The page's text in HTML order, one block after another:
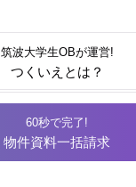
筑波大学生OBが運営!
つくいえとは？
60秒で完了!
物件資料一括請求